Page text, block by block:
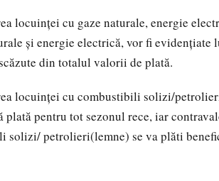
locuinței cu gaze naturale, energie
și energie electrică, vor fi evidențiate
din totalul valorii de plată.
locuinței cu combustibili solizi/
pentru tot sezonul rece, iar
solizi/ petrolieri(lemne) se va plăti